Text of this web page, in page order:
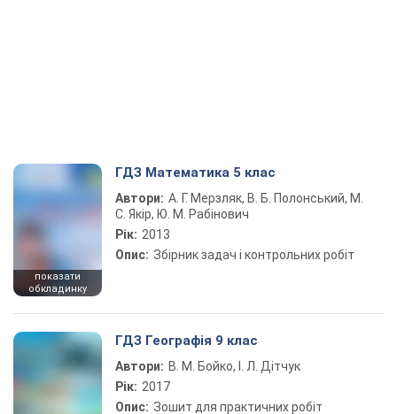
показати
обкладинку
ГДЗ Математика 5 клас
Автори: А. Г. Мерзляк, В. Б. Полонський, М.
С. Якір, Ю. М. Рабінович
Рік: 2013
Опис: Збірник задач і контрольних робіт
ГДЗ Географія 9 клас
Автори: В. М. Бойко, І. Л. Дітчук
Рік: 2017
Опис: Зошит для практичних робіт